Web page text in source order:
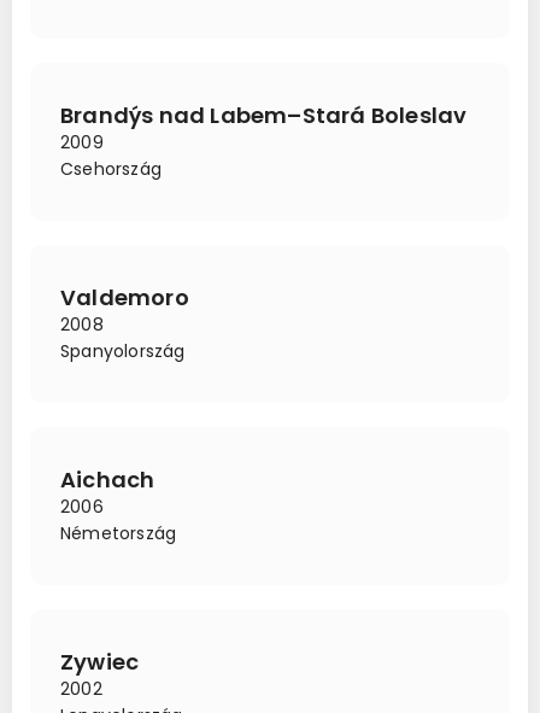
Brandýs nad Labem–Stará Boleslav
2009
Csehország
Valdemoro
2008
Spanyolország
Aichach
2006
Németország
Zywiec
2002